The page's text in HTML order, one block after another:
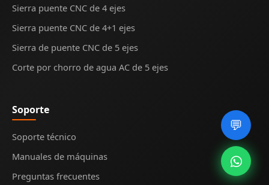
💬
Sierra puente CNC de 4 ejes
Sierra puente CNC de 4+1 ejes
Sierra de puente CNC de 5 ejes
Corte por chorro de agua AC de 5 ejes
Soporte
Soporte técnico
Manuales de máquinas
Preguntas frecuentes